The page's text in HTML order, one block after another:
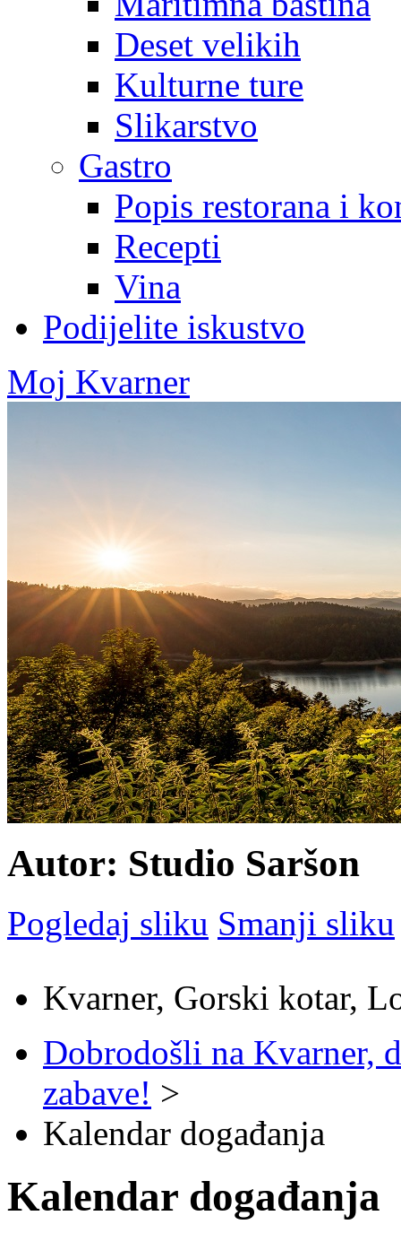
Deset velikih
Kulturne ture
Slikarstvo
Gastro
Popis restorana i
Recepti
Vina
Podijelite iskustvo
Moj Kvarner
Autor: Studio Saršon
Pogledaj sliku Smanji sliku
Kvarner, Gorski kotar,
Dobrodošli na Kvarner,
zabave! >
Kalendar događanja
Kalendar događanja